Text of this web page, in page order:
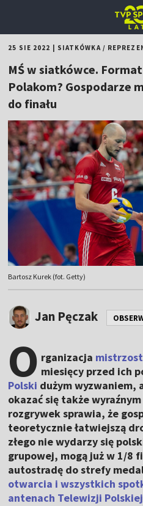
25 SIE 2022 SIATKÓWKA/
MŚ w siatkówce.
Polakom? Gospodarze
do finału
Bartosz Kurek (fot. Getty)
Jan Pęczak
O rganizacja
miesięcy przed ich
Polski dużym wyzwaniem,
okazać się także
rozgrywek sprawia, że
teoretycznie łatwiejszą
złego nie wydarzy się
grupowej, mogą już w 1/8
autostradę do strefy
otwarcia i wszystkich
antenach Telewizji